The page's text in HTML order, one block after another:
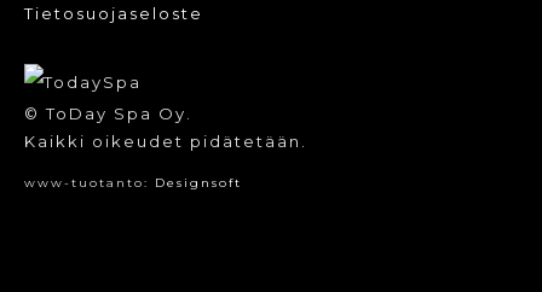
Tietosuojaseloste
© ToDay Spa Oy.
Kaikki oikeudet pidätetään.
www-tuotanto: Designsoft